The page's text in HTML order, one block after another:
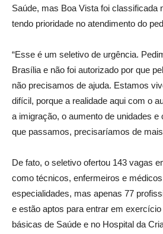
Saúde, mas Boa Vista foi classificada
tendo prioridade no atendimento do
“Esse é um seletivo de urgência.
Brasília e não foi autorizado por que
não precisamos de ajuda. Estamos
difícil, porque a realidade aqui com o
a imigração, o aumento de unidades e
que passamos, precisaríamos de
De fato, o seletivo ofertou 143 vagas
como técnicos, enfermeiros e
especialidades, mas apenas 77
e estão aptos para entrar em
básicas de Saúde e no Hospital da